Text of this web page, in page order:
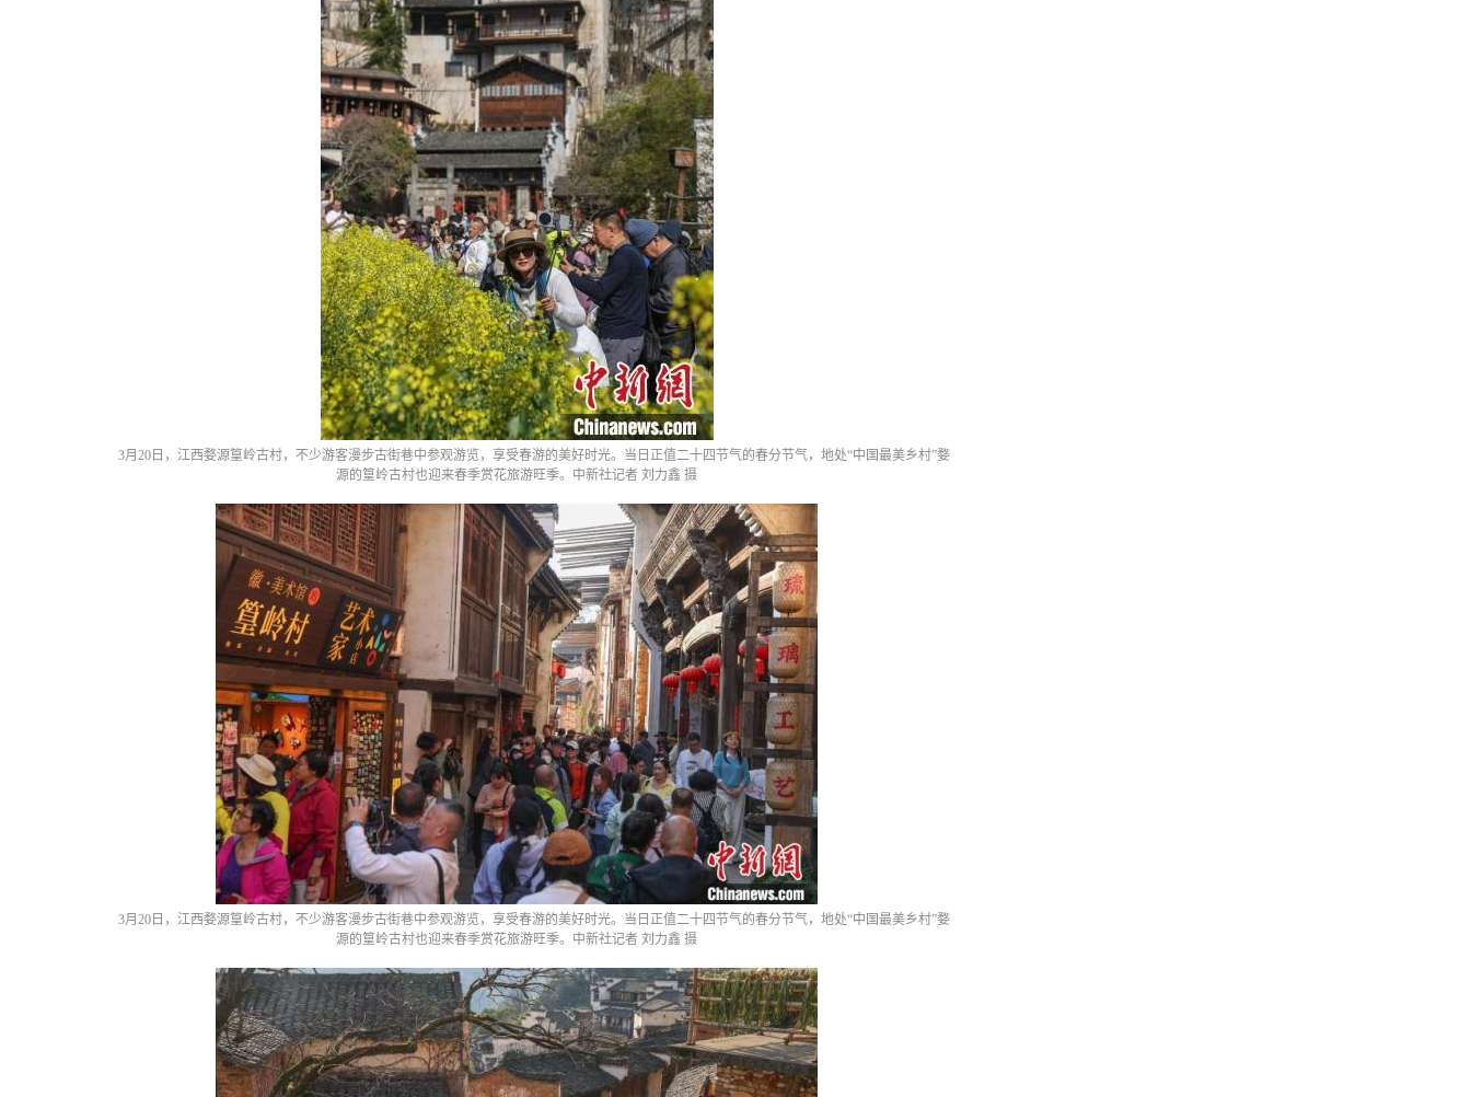
3月20日，江西婺源篁岭古村，不少游客漫步古街巷中参观游览，享受春游的美好时光。当日正值二十四节气的春分节气，地处“中国最美乡村”婺
源的篁岭古村也迎来春季赏花旅游旺季。中新社记者 刘力鑫 摄
3月20日，江西婺源篁岭古村，不少游客漫步古街巷中参观游览，享受春游的美好时光。当日正值二十四节气的春分节气，地处“中国最美乡村”婺
源的篁岭古村也迎来春季赏花旅游旺季。中新社记者 刘力鑫 摄